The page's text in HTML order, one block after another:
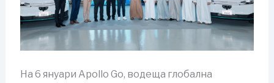
На 6 януари Apollo Go, водеща глобална